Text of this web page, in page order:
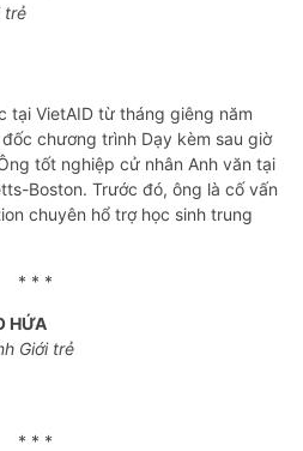
trẻ
tại VietAID từ tháng giêng năm
chương trình Dạy kèm sau giờ
tốt nghiệp cử nhân Anh văn tại
Boston. Trước đó, ông là cố vấn
chuyên hổ trợ học sinh trung
* * *
HỨA
Giới trẻ
* * *